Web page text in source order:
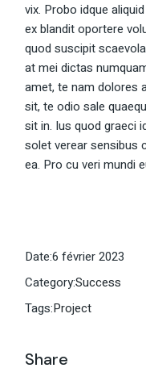
vix. Probo idque
ex blandit oportere
quod suscipit
at mei dictas
amet, te nam dolores
sit, te odio sale
sit in. Ius quod graeci
solet verear sensibus
ea. Pro cu veri mundi
Date:6 février 2023
Category:Success
Tags:Project
Share